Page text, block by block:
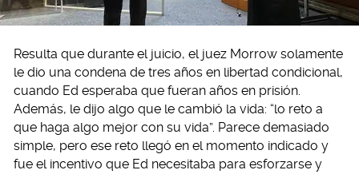
Resulta que durante el juicio, el juez Morrow solamente
le dio una condena de tres años en libertad condicional,
cuando Ed esperaba que fueran años en prisión.
Además, le dijo algo que le cambió la vida: “lo reto a
que haga algo mejor con su vida”. Parece demasiado
simple, pero ese reto llegó en el momento indicado y
fue el incentivo que Ed necesitaba para esforzarse y